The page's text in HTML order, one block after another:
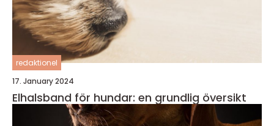
redaktionel
17. January 2024
Elhalsband för hundar: en grundlig översikt